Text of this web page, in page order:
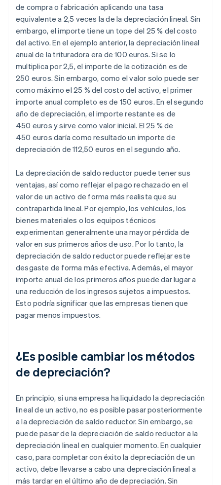
de compra o fabricación aplicando una tasa
equivalente a 2,5 veces la de la depreciación lineal. Sin
embargo, el importe tiene un tope del 25 % del costo
del activo. En el ejemplo anterior, la depreciación lineal
anual de la trituradora era de 100 euros. Si se lo
multiplica por 2,5, el importe de la cotización es de
250 euros. Sin embargo, como el valor solo puede ser
como máximo el 25 % del costo del activo, el primer
importe anual completo es de 150 euros. En el segundo
año de depreciación, el importe restante es de
450 euros y sirve como valor inicial. El 25 % de
450 euros daría como resultado un importe de
depreciación de 112,50 euros en el segundo año.
La depreciación de saldo reductor puede tener sus
ventajas, así como reflejar el pago rechazado en el
valor de un activo de forma más realista que su
contrapartida lineal. Por ejemplo, los vehículos, los
bienes materiales o los equipos técnicos
experimentan generalmente una mayor pérdida de
valor en sus primeros años de uso. Por lo tanto, la
depreciación de saldo reductor puede reflejar este
desgaste de forma más efectiva. Además, el mayor
importe anual de los primeros años puede dar lugar a
una reducción de los ingresos sujetos a impuestos.
Esto podría significar que las empresas tienen que
pagar menos impuestos.
¿Es posible cambiar los métodos
de depreciación?
En principio, si una empresa ha liquidado la depreciación
lineal de un activo, no es posible pasar posteriormente
a la depreciación de saldo reductor. Sin embargo, se
puede pasar de la depreciación de saldo reductor a la
depreciación lineal en cualquier momento. En cualquier
caso, para completar con éxito la depreciación de un
activo, debe llevarse a cabo una depreciación lineal a
más tardar en el último año de depreciación. Sin